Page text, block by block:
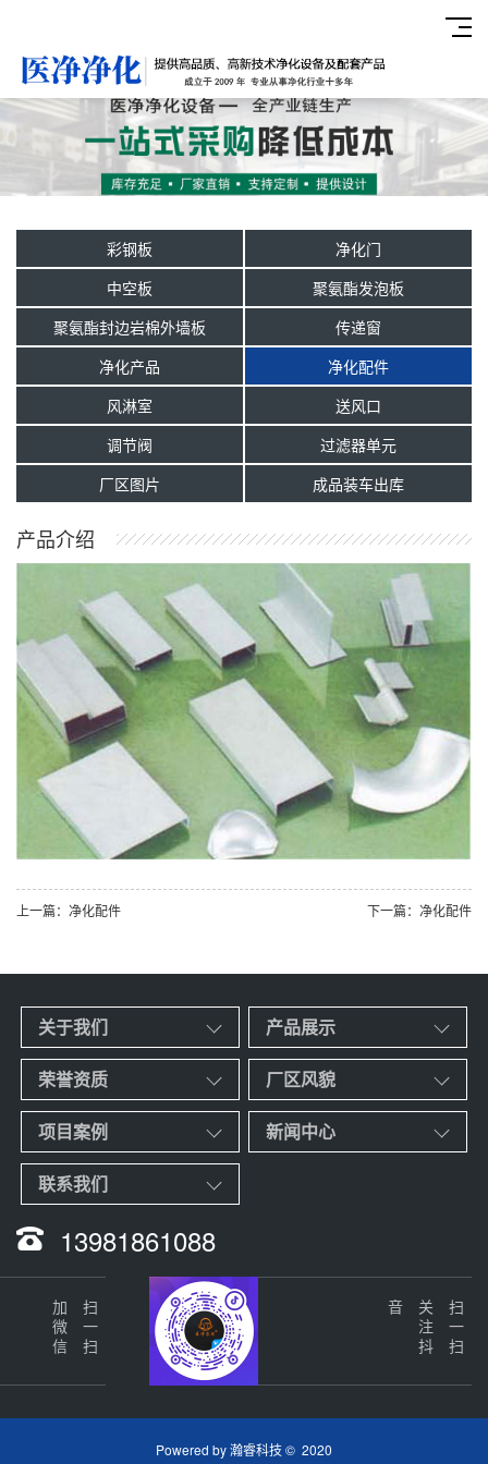
彩钢板
净化门
中空板
聚氨酯发泡板
聚氨酯封边岩棉外墙板
传递窗
净化产品
净化配件
风淋室
送风口
调节阀
过滤器单元
厂区图片
成品装车出库
产品介绍
上一篇：净化配件 下一篇：净化配件
关于我们 产品展示
荣誉资质 厂区风貌
项目案例 新闻中心
联系我们
13981861088
扫一扫
加微信 扫一扫
关
注
抖
音
Powered by瀚睿科技© 2020